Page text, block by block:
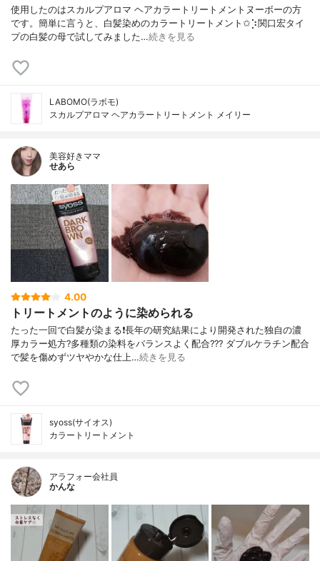
使用したのはスカルプアロマ ヘアカラートリートメントヌーボーの方
です。簡単に言うと、白髪染めのカラートリートメント✩︎⡱関口宏タイ
プの白髪の母で試してみました‎…続きを見る
LABOMO(ラボモ)
スカルプアロマ ヘアカラートリートメント メイリー
美容好きママ
せあら
4.00
トリートメントのように染められる
たった一回で白髪が染まる❗長年の研究結果により開発された独自の濃
厚カラー処方?多種類の染料をバランスよく配合??? ダブルケラチン配合
で髪を傷めずツヤやかな仕上…続きを見る
syoss(サイオス)
カラートリートメント
アラフォー会社員
かんな